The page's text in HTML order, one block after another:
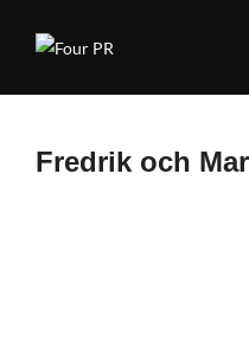
Fredrik och